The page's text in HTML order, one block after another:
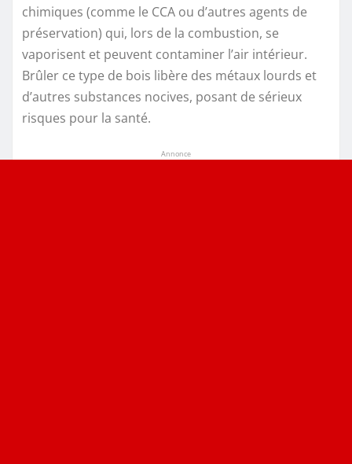
chimiques (comme le CCA ou d’autres agents de
préservation) qui, lors de la combustion, se
vaporisent et peuvent contaminer l’air intérieur.
Brûler ce type de bois libère des métaux lourds et
d’autres substances nocives, posant de sérieux
risques pour la santé.
Annonce